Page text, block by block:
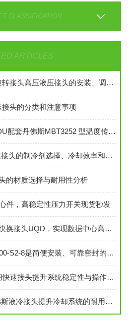
CLASSIFICATION
ARTICLES
899-220-201杜博林旋转接头高压液压接头的安装、调试与维护技巧
头的分类和注意事项
数据中心液冷机柜CDU配套丹佛斯MBT3252 型温度传感器
UQD04系列液冷快速接头的制冷剂选择、冷却效率和可靠性分析
的材质选择与耐用性分析
件，高稳定性压力开关现货秒发
丹佛斯动力系统通用快换接头UQD，实现数据中心高效液冷
暖通空调快速接头5400-S2-8是简便安装、可靠密封的理想选择
5400-S5-8制冷行业用快速接头提升系统稳定性与操作便捷性
如何通过UQD02丹佛斯液冷接头提升冷却系统的耐用性？